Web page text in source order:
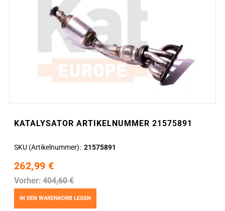
KATALYSATOR ARTIKELNUMMER 21575891
SKU (Artikelnummer) 21575891
262,99 €
Vorher: 404,60 €
IN DEN WARENKORB LEGEN